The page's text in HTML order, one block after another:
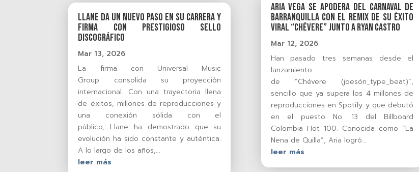
Llane da un nuevo paso en su carrera y
firma con prestigioso sello
discográfico
Mar 13, 2026
La firma con Universal Music
Group consolida su proyección
internacional. Con una trayectoria llena
de éxitos, millones de reproducciones y
una conexión sólida con el
público, Llane ha demostrado que su
evolución ha sido constante y auténtica.
A lo largo de los años,...
leer más
Aria Vega se apodera del Carnaval de
Barranquilla con el remix de su éxito
viral “Chévere” junto a Ryan Castro
Mar 12, 2026
Han pasado tres semanas desde el
lanzamiento
de “Chévere (joesón_type_beat)”,
sencillo que ya supera los 4 millones de
reproducciones en Spotify y que debutó
en el puesto No. 13 del Billboard
Colombia Hot 100. Conocida como “La
Nena de Quilla”, Aria logró...
leer más